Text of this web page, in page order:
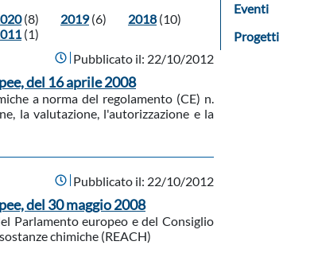
(8) 2019(6) 2018(10)
(1)
Pubblicato il: 22/10/2012
del 16 aprile 2008
a norma del regolamento (CE) n.
la valutazione, l'autorizzazione e la
Pubblicato il: 22/10/2012
del 30 maggio 2008
Parlamento europeo e del Consiglio
chimiche (REACH)
Eventi
Progetti